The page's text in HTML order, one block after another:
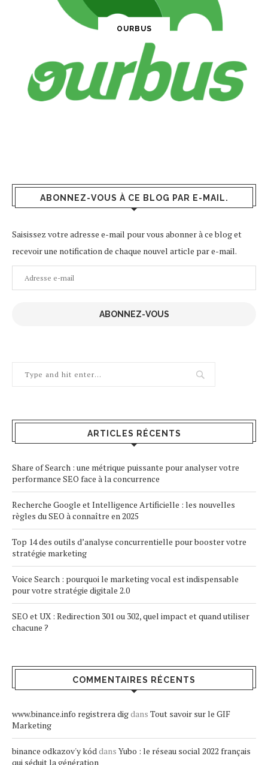
OURBUS
ABONNEZ-VOUS À CE BLOG PAR E-MAIL.
Saisissez votre adresse e-mail pour vous abonner à ce blog et
recevoir une notification de chaque nouvel article par e-mail.
Adresse
e-
ABONNEZ-VOUS
ARTICLES RÉCENTS
Share of Search : une métrique puissante pour analyser votre
performance SEO face à la concurrence
Recherche Google et Intelligence Artificielle : les nouvelles
règles du SEO à connaître en 2025
Top 14 des outils d’analyse concurrentielle pour booster votre
stratégie marketing
Voice Search : pourquoi le marketing vocal est indispensable
pour votre stratégie digitale 2.0
SEO et UX : Redirection 301 ou 302, quel impact et quand utiliser
chacune ?
COMMENTAIRES RÉCENTS
www.binance.info registrera digdans Tout savoir sur le GIF
Marketing
binance odkazov'y kód dans Yubo : le réseau social 2022 français
qui séduit la génération